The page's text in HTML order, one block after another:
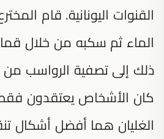
القنوات اليونانية. قام
الماء ثم سكبه من خلال
ذلك إلى تصفية الرواسب من
كان الأشخاص يعتقدون فقط
الغليان هما أفضل أشكال